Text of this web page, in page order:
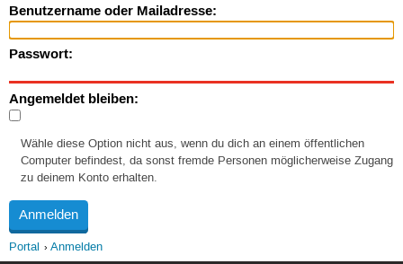
Benutzername oder Mailadresse:
Passwort:
Angemeldet bleiben:
Wähle diese Option nicht aus, wenn du dich an einem öffentlichen
Computer befindest, da sonst fremde Personen möglicherweise Zugang
zu deinem Konto erhalten.
Portal Anmelden